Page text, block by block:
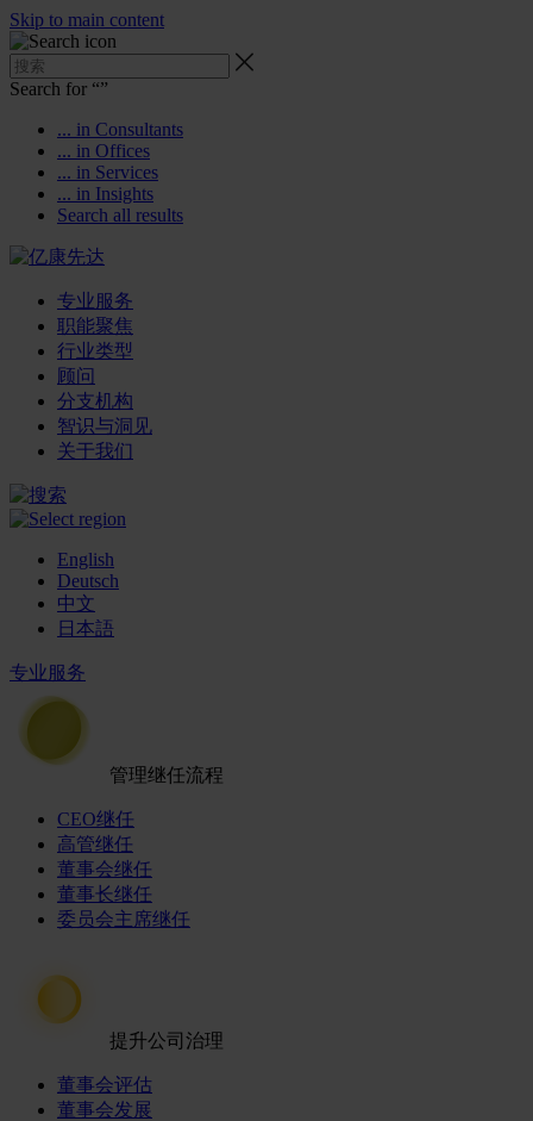
Skip to main content
Search for “”
... in Consultants
... in Offices
... in Services
... in Insights
Search all results
专业服务
职能聚焦
行业类型
顾问
分支机构
智识与洞见
关于我们
English
Deutsch
中文
日本語
专业服务
管理继任流程
CEO继任
高管继任
董事会继任
董事长继任
委员会主席继任
提升公司治理
董事会评估
董事会发展